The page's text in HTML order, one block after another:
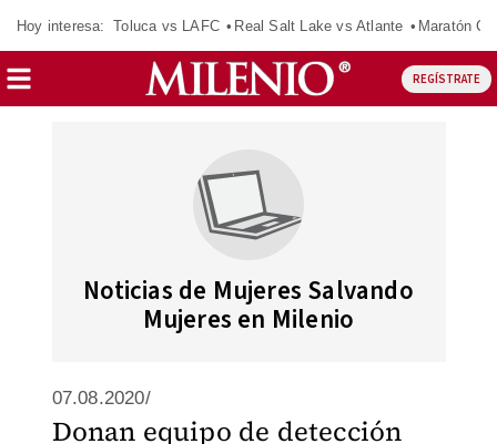
Hoy interesa: Toluca vs LAFC Real Salt Lake vs Atlante Maratón
REGÍSTRATE
Noticias de Mujeres Salvando
Mujeres en Milenio
07.08.2020/
Donan equipo de detección